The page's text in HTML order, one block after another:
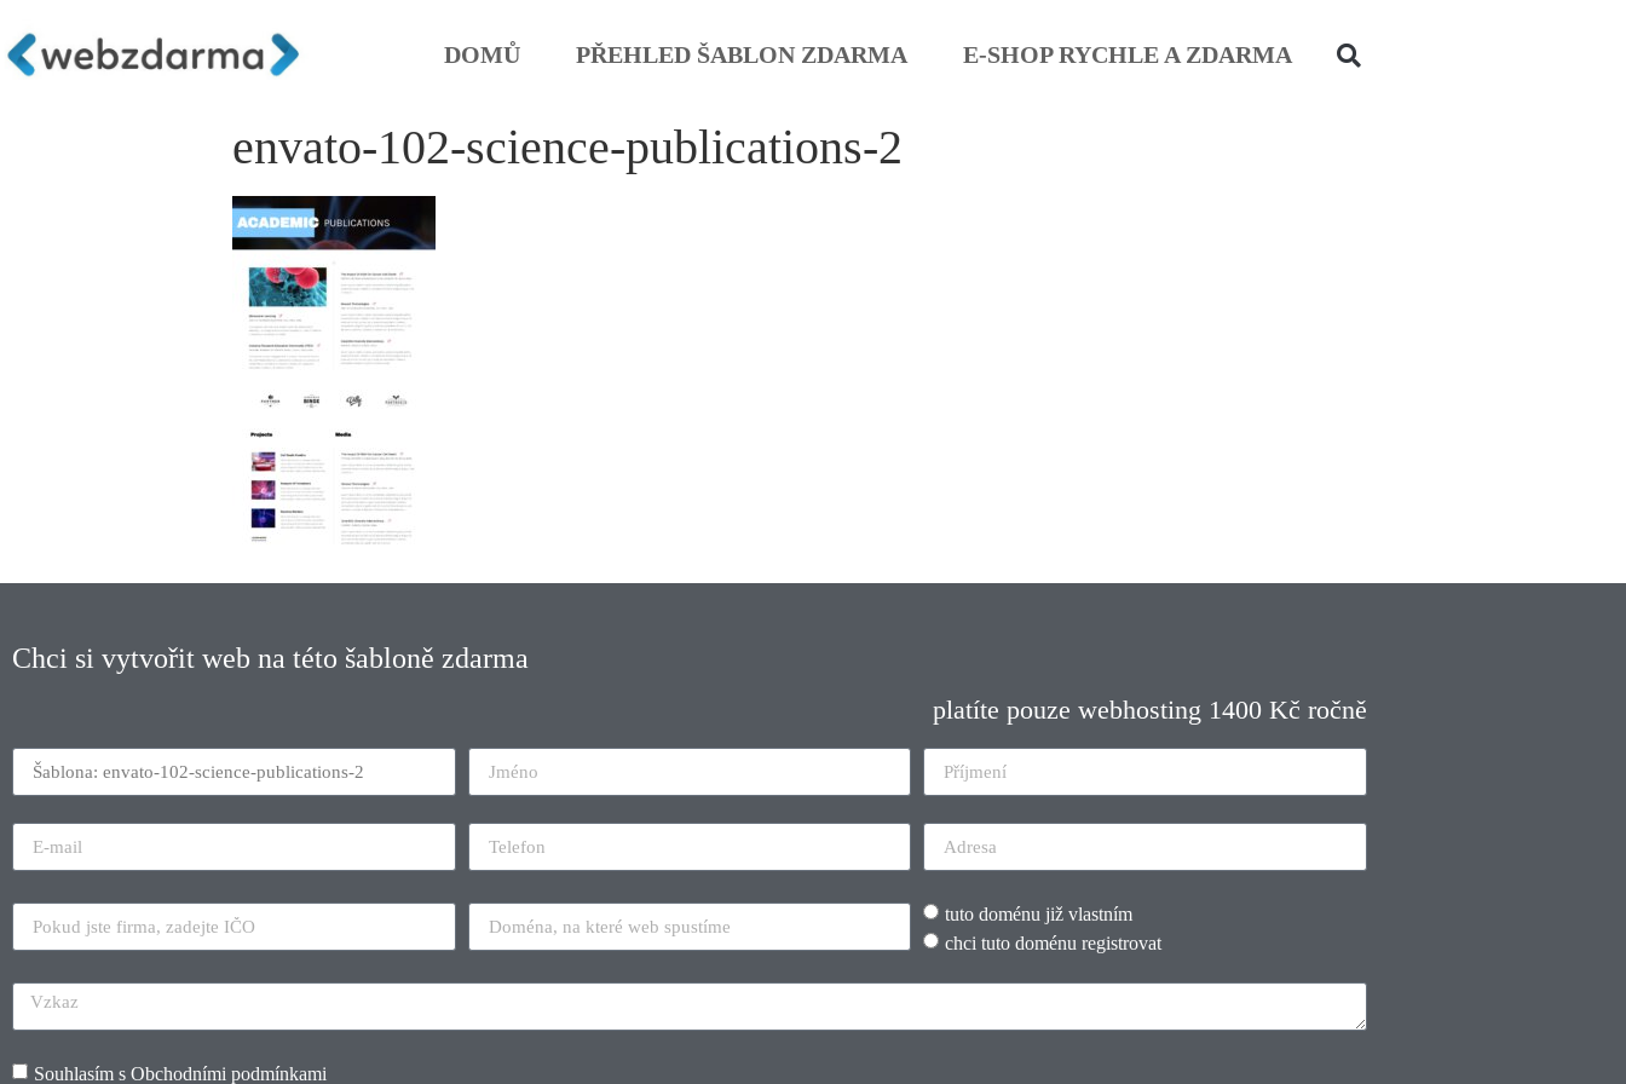
DOMŮ PŘEHLED ŠABLON ZDARMA E-SHOP RYCHLE A ZDARMA
envato-102-science-publications-2
Chci si vytvořit web na této šabloně zdarma
platíte pouze webhosting 1400 Kč ročně
tuto doménu již vlastním
chci tuto doménu registrovat
Souhlasím s Obchodními podmínkami